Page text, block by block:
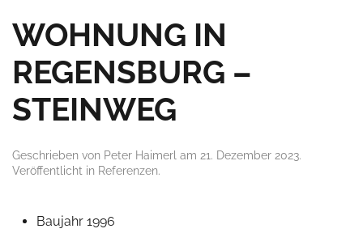
WOHNUNG IN
REGENSBURG –
STEINWEG
Geschrieben von Peter Haimerl am 21. Dezember 2023.
Veröffentlicht in Referenzen.
Baujahr 1996